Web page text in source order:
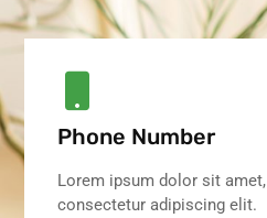
Phone Number
Lorem ipsum dolor sit amet,
consectetur adipiscing elit.